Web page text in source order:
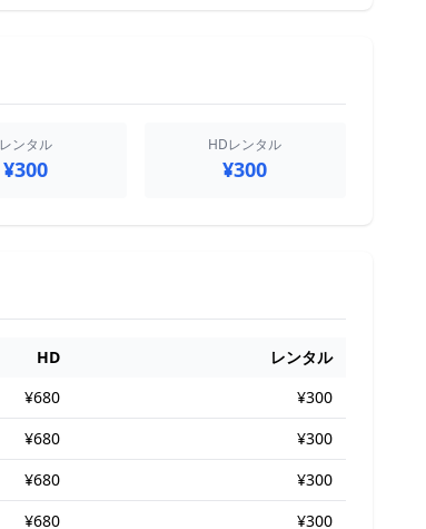
レンタル
¥300
HDレンタル
¥300
HD
レンタル
¥680
¥300
¥680
¥300
¥680
¥300
¥680
¥300